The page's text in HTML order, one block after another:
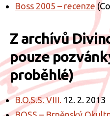
Boss 2005 – recenze
Z archívů
pouze
proběhlé)
B.O.S.S. VIII. 12. 2. 2013